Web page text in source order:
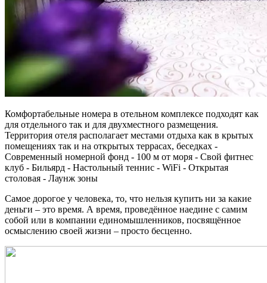
Комфортабельные номера в отельном комплексе подходят как
для отдельного так и для двухместного размещения.
Территория отеля располагает местами отдыха как в крытых
помещениях так и на открытых террасах, беседках -
Современный номерной фонд - 100 м от моря - Свой фитнес
клуб - Бильярд - Настольный теннис - WiFi - Открытая
столовая - Лаунж зоны
Самое дорогое у человека, то, что нельзя купить ни за какие
деньги – это время. А время, проведённое наедине с самим
собой или в компании единомышленников, посвящённое
осмыслению своей жизни – просто бесценно.